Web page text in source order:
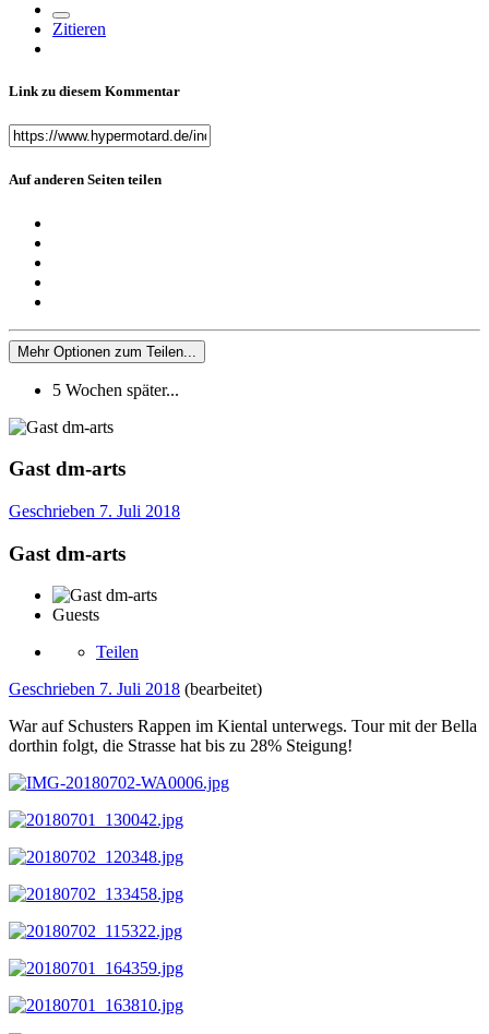
Zitieren
Link zu diesem Kommentar
Auf anderen Seiten teilen
Mehr Optionen zum Teilen...
5 Wochen später...
Gast dm-arts
Geschrieben 7. Juli 2018
Gast dm-arts
Guests
Teilen
Geschrieben 7. Juli 2018 (bearbeitet)
War auf Schusters Rappen im Kiental unterwegs. Tour mit der Bella
dorthin folgt, die Strasse hat bis zu 28% Steigung!